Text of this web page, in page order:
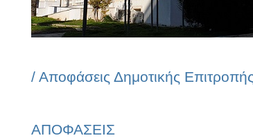
/ Αποφάσεις Δημοτικής
ΑΠΟΦΑΣΕΙΣ